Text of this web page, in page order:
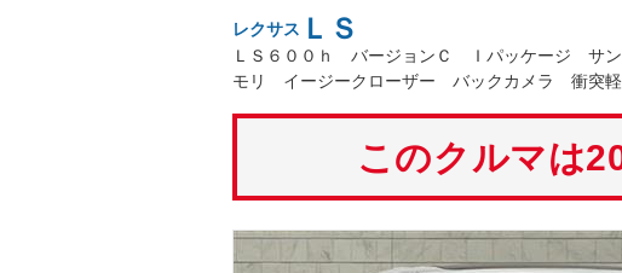
レクサス ＬＳ
ＬＳ６００ｈ バージョンＣ Ｉパッケージ サ
モリ イージークローザー バックカメラ 衝突
このクルマは